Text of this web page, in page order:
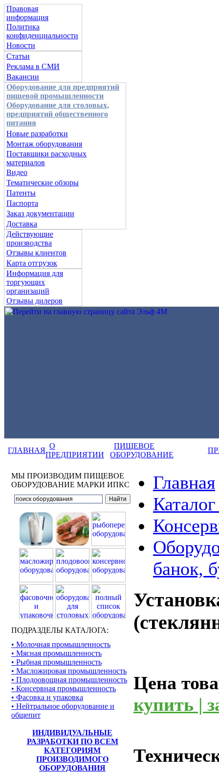
Правовая
информация
Политика
конфиденциальности
Новости
Статьи
Реклама в СМИ
Вакансии
Оборудование для предприятий
пищевой промышленности
Оборудование для столовых,
предприятий общественного
питания
Новые разработки
Монтаж оборудования
Поставщики расходных
материалов
Видео
Тематические обзоры
Патенты
Паспорта
Заказ документации
Доставка
Действующие
производства
Отзывы клиентов
Карта отгрузок
Информация для
торгующих
организаций
Отзывы дилеров
ГЛАВНАЯ
О
ПРЕДПРИЯТИИ
ПИЩЕВОЕ
ОБОРУДОВАНИЕ
МЫ ПРОИЗВОДИМ ПИЩЕВОЕ
ОБОРУДОВАНИЕ МАРКИ ИПКС
ПОДРАЗДЕЛЫ КАТАЛОГА:
• Молочная промышленность
• Мясная промышленность
• Рыбная промышленность
• Масложировая промышленность
• Плодоовощная промышленность
• Консервная промышленность
• Фасовка и упаковка
• Нейтральное оборудование и
общепит
ИНДИВИДУАЛЬНЫЕ
РАЗРАБОТКИ ПО ВСЕМ
КАТЕГОРИЯМ
ПРОИЗВОДИМОГО
ОБОРУДОВАНИЯ
Главная
банок,
Цена
купить |